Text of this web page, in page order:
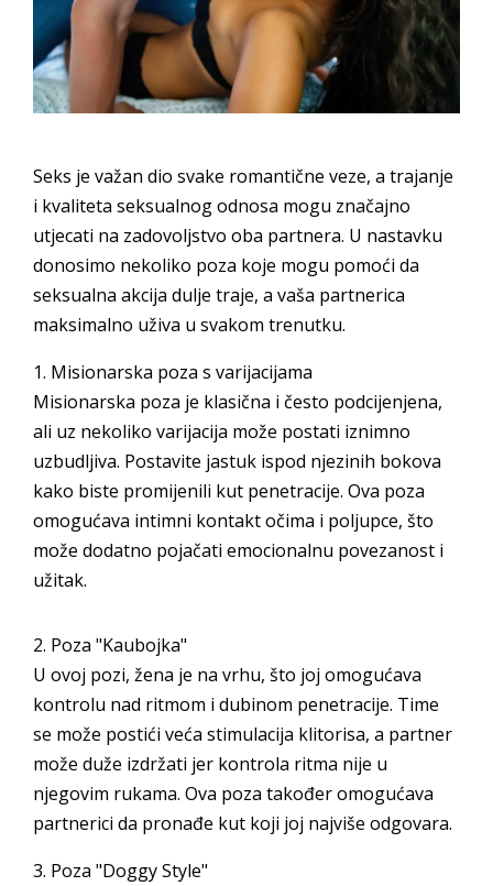
Seks je važan dio svake romantične veze, a trajanje
i kvaliteta seksualnog odnosa mogu značajno
utjecati na zadovoljstvo oba partnera. U nastavku
donosimo nekoliko poza koje mogu pomoći da
seksualna akcija dulje traje, a vaša partnerica
maksimalno uživa u svakom trenutku.
1. Misionarska poza s varijacijama
Misionarska poza je klasična i često podcijenjena,
ali uz nekoliko varijacija može postati iznimno
uzbudljiva. Postavite jastuk ispod njezinih bokova
kako biste promijenili kut penetracije. Ova poza
omogućava intimni kontakt očima i poljupce, što
može dodatno pojačati emocionalnu povezanost i
užitak.
2. Poza "Kaubojka"
U ovoj pozi, žena je na vrhu, što joj omogućava
kontrolu nad ritmom i dubinom penetracije. Time
se može postići veća stimulacija klitorisa, a partner
može duže izdržati jer kontrola ritma nije u
njegovim rukama. Ova poza također omogućava
partnerici da pronađe kut koji joj najviše odgovara.
3. Poza "Doggy Style"